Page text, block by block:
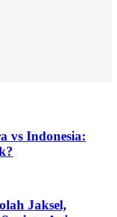
vs Indonesia:
Jaksel,